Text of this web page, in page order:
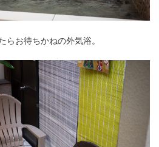
お待ちかねの外気浴。